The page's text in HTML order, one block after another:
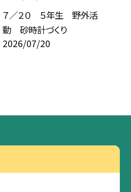
７／２０ ５年生 野外活
動 砂時計づくり
2026/07/20